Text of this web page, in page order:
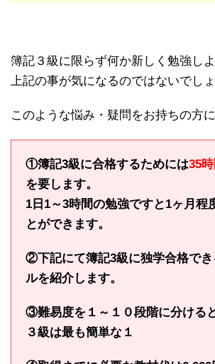
簿記３級に限らず何か新しく勉強しよ
上記の事が気になるのではないでし
このような悩み・疑問をお持ちの方
①簿記3級に合格するためには35
を要します。
1日1～3時間の勉強ですと1ヶ月程
とができます。
②下記にて簿記3級に独学合格で
ルを紹介します。
③難易度を１～１０段階に分ける
３級は最も簡単な１